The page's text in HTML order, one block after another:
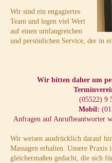
Wir sind ein engagiertes
Team und legen viel Wert
auf einen umfangreichen
und persönlichen Service, der in
Wir bitten daher um
(05522) 9
​Mobil:
Anfragen auf Anrufbeantworter
Wir weisen ausdrücklich darauf
Massagen erhalten. Unsere
gleichermaßen gedacht, die sich